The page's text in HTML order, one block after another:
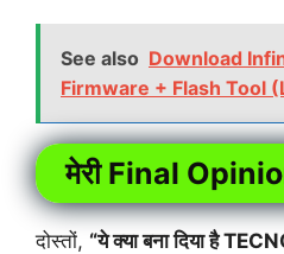
See also Download
Firmware + Flash Tool
मेरी Final
दोस्तों, “ये क्या बना दिया है